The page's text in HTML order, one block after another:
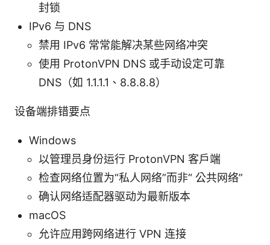
封锁
IPv6 与 DNS
禁用 IPv6 常常能解决某些网络冲突
使用 ProtonVPN DNS 或手动设定可靠
DNS（如 1.1.1.1、8.8.8.8）
设备端排错要点
Windows
以管理员身份运行 ProtonVPN 客户端
检查网络位置为“私人网络”而非“ 公共网络”
确认网络适配器驱动为最新版本
macOS
允许应用跨网络进行 VPN 连接